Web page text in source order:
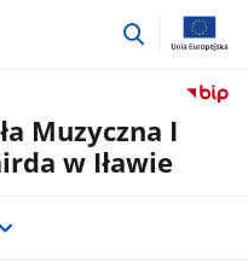
przejdź
Muzyczna I
w Iławie